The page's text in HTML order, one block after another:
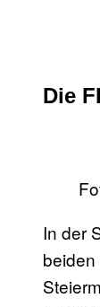
Die
In der